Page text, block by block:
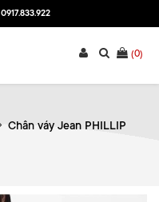
0917.833.922
(0)
Chân váy Jean PHILLIP